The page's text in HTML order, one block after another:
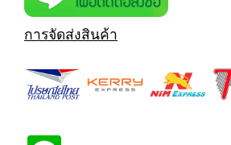
การจัดส่งสินค้า